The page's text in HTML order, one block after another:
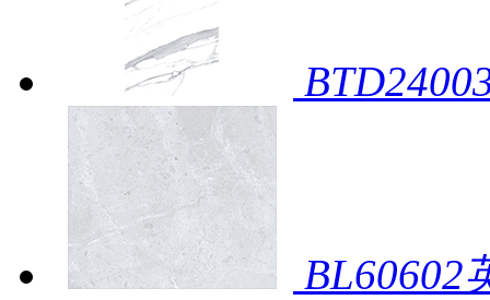
BL60602